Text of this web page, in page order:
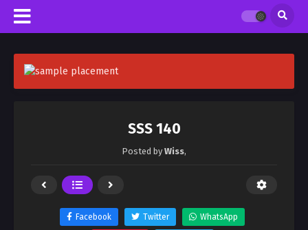
SSS 140
Posted by Wiss,
Facebook Twitter WhatsApp